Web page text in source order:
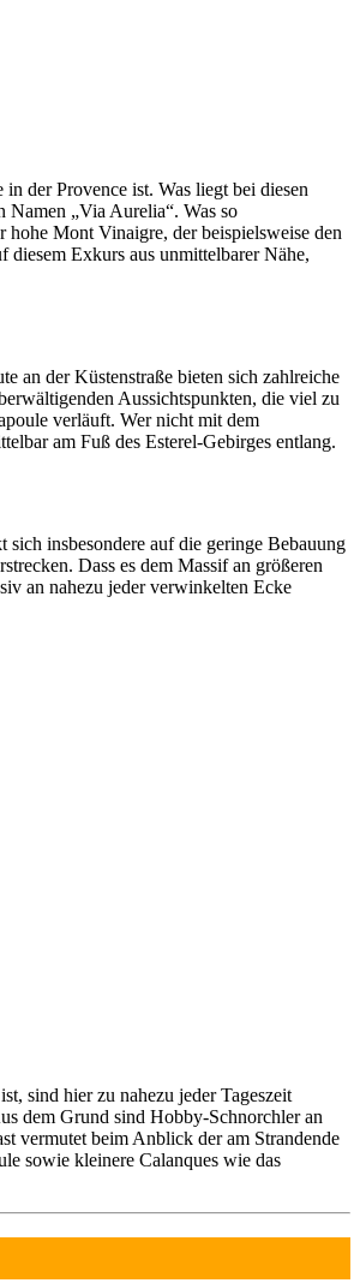
der Provence ist. Was liegt bei diesen
Namen „Via Aurelia“. Was so
Mont Vinaigre, der beispielsweise den
Exkurs aus unmittelbarer Nähe,
an der Küstenstraße bieten sich zahlreiche
Aussichtspunkten, die viel zu
verläuft. Wer nicht mit dem
am Fuß des Esterel-Gebirges entlang.
insbesondere auf die geringe Bebauung
Dass es dem Massif an größeren
an nahezu jeder verwinkelten Ecke
sind hier zu nahezu jeder Tageszeit
dem Grund sind Hobby-Schnorchler an
vermutet beim Anblick der am Strandende
sowie kleinere Calanques wie das